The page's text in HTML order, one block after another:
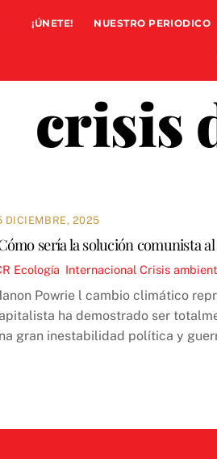
¡ÚNETE! NUESTRO PERIODICO
crisis
DICIEMBRE, 2025
sería la solución comunista
Ecología Internacional Crisis
Powrie l cambio climático
ha demostrado ser
gran inestabilidad política y